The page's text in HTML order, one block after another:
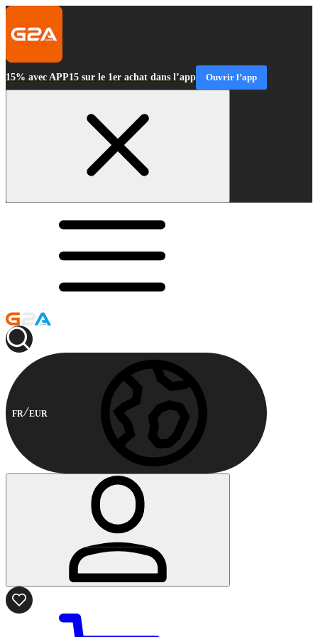
15% avec APP15 sur le 1er achat dans l’app Ouvrir l’app
FR EUR